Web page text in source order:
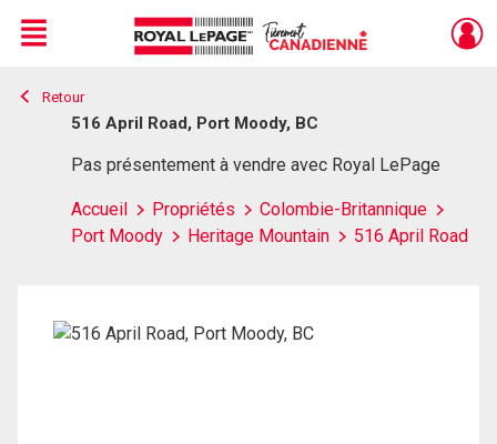
Live
En Direct
Menu
Retour
516 April Road, Port Moody, BC
Pas présentement à vendre avec Royal LePage
Accueil Propriétés
Colombie-Britannique
Port Moody
Heritage Mountain 516 April Road